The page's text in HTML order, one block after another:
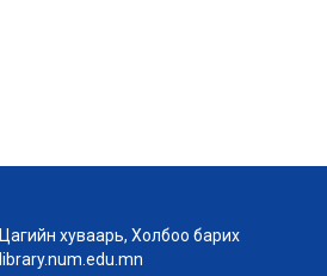
Цагийн хуваарь, Холбоо барих
library.num.edu.mn